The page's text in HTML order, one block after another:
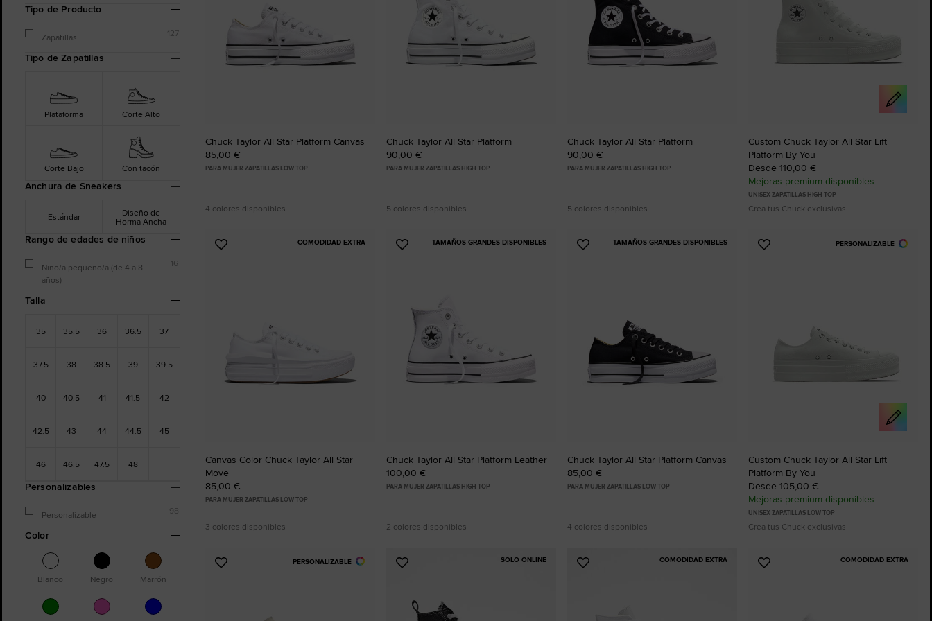
RUN STAR CRUSH
Más Atrevidas. Más Llamativas. Más Únicas.
The Chuck Taylor All Star
Comprar
Tipo de Producto
Zapatillas 127
Tipo de Zapatillas
Plataforma Corte Alto
Corte Bajo Con tacón
Anchura de Sneakers
Estándar Diseño de
Horma Ancha
Rango de edades de niños
Niño/a pequeño/a (de 4 a 8
años)
16
Talla
35 35.5 36 36.5 37
37.5 38 38.5 39 39.5
40 40.5 41 41.5 42
42.5 43 44 44.5 45
46 46.5 47.5 48
Personalizables
Personalizable 98
Color
Blanco Negro Marrón
Chuck Taylor All Star Platform Canvas
85,00 €
PARA MUJER ZAPATILLAS LOW TOP
4 colores disponibles
Chuck Taylor All Star Platform
90,00 €
PARA MUJER ZAPATILLAS HIGH TOP
5 colores disponibles
Chuck Taylor All Star Platform
90,00 €
PARA MUJER ZAPATILLAS HIGH TOP
5 colores disponibles
Custom Chuck Taylor All Star Lift
Platform By You
Desde 110,00 €
Mejoras premium disponibles
UNISEX ZAPATILLAS HIGH TOP
Crea tus Chuck exclusivas
COMODIDAD EXTRA
Añadir
Canvas Color Chuck Taylor All Star
Move
85,00 €
PARA MUJER ZAPATILLAS LOW TOP
3 colores disponibles
TAMAÑOS GRANDES DISPONIBLES
Añadir
Chuck Taylor All Star Platform Leather
100,00 €
PARA MUJER ZAPATILLAS HIGH TOP
2 colores disponibles
TAMAÑOS GRANDES DISPONIBLES
Añadir
Chuck Taylor All Star Platform Canvas
85,00 €
PARA MUJER ZAPATILLAS LOW TOP
4 colores disponibles
PERSONALIZABLE
Añadir
Custom Chuck Taylor All Star Lift
Platform By You
Desde 105,00 €
Mejoras premium disponibles
UNISEX ZAPATILLAS LOW TOP
Crea tus Chuck exclusivas
PERSONALIZABLE
Añadir
SOLO ONLINE
Añadir
Favoritos
COMODIDAD EXTRA
Añadir
COMODIDAD EXTRA
Añadir